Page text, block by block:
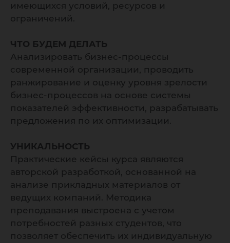
имеющихся условий, ресурсов и
ограничений.
ЧТО БУДЕМ ДЕЛАТЬ
Анализировать бизнес-процессы
современной организации, проводить
ранжирование и оценку уровня зрелости
бизнес-процессов на основе системы
показателей эффективности, разрабатывать
предложения по их оптимизации.
УНИКАЛЬНОСТЬ
Практические кейсы курса являются
авторской разработкой, основанной на
анализе прикладных материалов от
ведущих компаний. Методика
преподавания выстроена с учетом
потребностей разных студентов, что
позволяет обеспечить их индивидуальную